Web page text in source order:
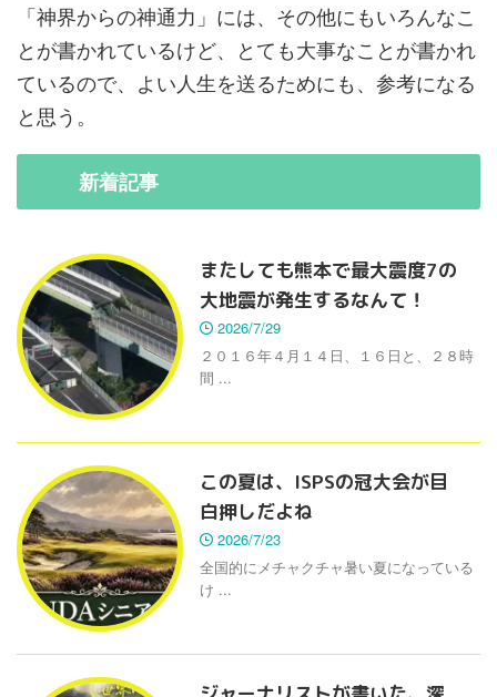
「神界からの神通力」には、その他にもいろんなこ
とが書かれているけど、とても大事なことが書かれ
ているので、よい人生を送るためにも、参考になる
と思う。
新着記事
またしても熊本で最大震度7の
大地震が発生するなんて！
2026/7/29
２０１６年４月１４日、１６日と、２８時
間 ...
この夏は、ISPSの冠大会が目
白押しだよね
2026/7/23
全国的にメチャクチャ暑い夏になっている
け ...